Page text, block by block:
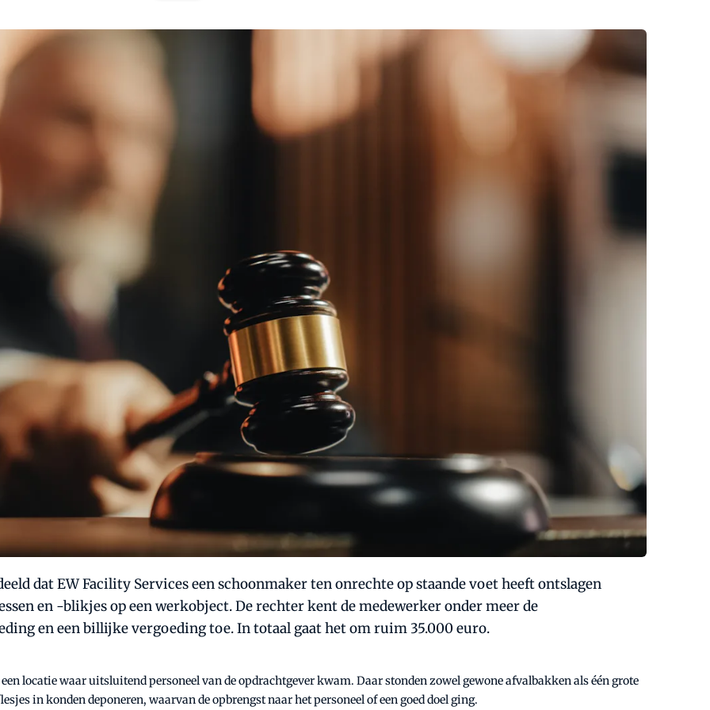
dat EW Facility Services een schoonmaker ten onrechte op staande voet heeft ontslagen
en -blikjes op een werkobject. De rechter kent de medewerker onder meer de
en een billijke vergoeding toe. In totaal gaat het om ruim 35.000 euro.
locatie waar uitsluitend personeel van de opdrachtgever kwam. Daar stonden zowel gewone afvalbakken als één grote
in konden deponeren, waarvan de opbrengst naar het personeel of een goed doel ging.